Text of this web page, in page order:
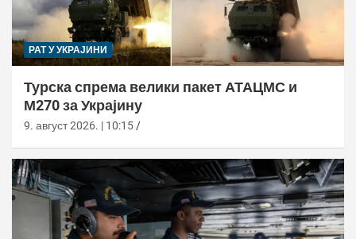
РАТ У УКРАЈИНИ
Турска спрема велики пакет АТАЦМС и
М270 за Украјину
9. август 2026. | 10:15